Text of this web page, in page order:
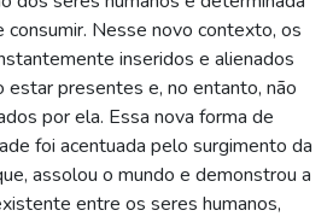
consumir. Nesse novo contexto, os
inseridos e alienados
estar presentes e, no entanto, não
por ela. Essa nova forma de
foi acentuada pelo surgimento da
assolou o mundo e demonstrou a
entre os seres humanos,